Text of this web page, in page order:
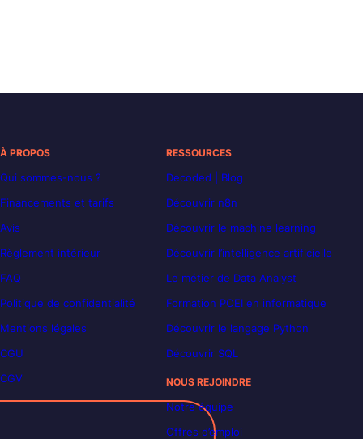
À PROPOS
Qui sommes-nous ?
Financements et tarifs
Avis
Règlement intérieur
FAQ
Politique de confidentialité
Mentions légales
CGU
CGV
RESSOURCES
Decoded | Blog
Découvrir n8n
Découvrir le machine learning
Découvrir l’intelligence artificielle
Le métier de Data Analyst
Formation POEI en informatique
Découvrir le langage Python
Découvrir SQL
NOUS REJOINDRE
Notre équipe
Offres d’emploi